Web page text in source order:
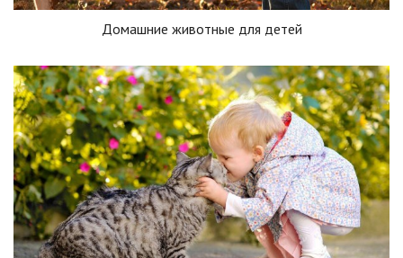
Домашние животные для детей